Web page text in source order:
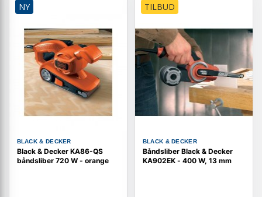
NY
BLACK & DECKER
Black & Decker KA86-QS
båndsliber 720 W - orange
TILBUD
BLACK & DECKER
Båndsliber Black & Decker
KA902EK - 400 W, 13 mm